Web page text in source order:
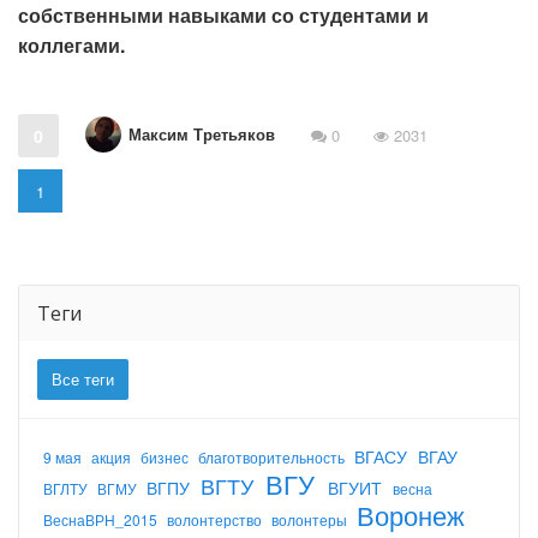
собственными навыками со студентами и
коллегами.
0 Максим Третьяков 0 2031
1
Теги
Все теги
9 мая акция бизнес благотворительность ВГАСУ ВГАУ
ВГЛТУ ВГМУ ВГПУ ВГТУ ВГУ ВГУИТ весна
ВеснаВРН_2015 волонтерство волонтеры Воронеж